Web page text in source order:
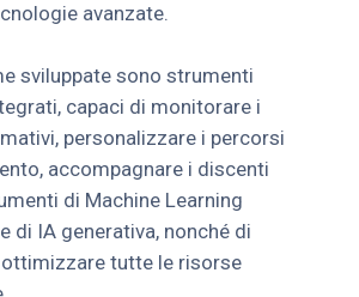
avanzate.
sviluppate sono strumenti
capaci di monitorare i
personalizzare i percorsi
accompagnare i discenti
di Machine Learning
di IA generativa, nonché di
tutte le risorse